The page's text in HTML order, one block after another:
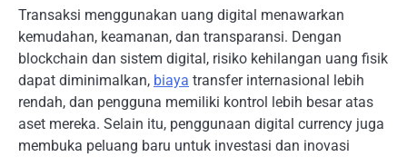
Transaksi menggunakan uang digital menawarkan
kemudahan, keamanan, dan transparansi. Dengan
blockchain dan sistem digital, risiko kehilangan uang fisik
dapat diminimalkan, biaya transfer internasional lebih
rendah, dan pengguna memiliki kontrol lebih besar atas
aset mereka. Selain itu, penggunaan digital currency juga
membuka peluang baru untuk investasi dan inovasi